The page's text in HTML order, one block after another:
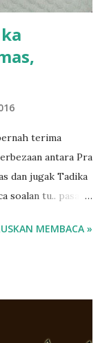
terima
antara Pra
dan jugak Tadika
soalan tu.. pasal
aku hentam je
balik terasa
dan kami
MEMBACA »